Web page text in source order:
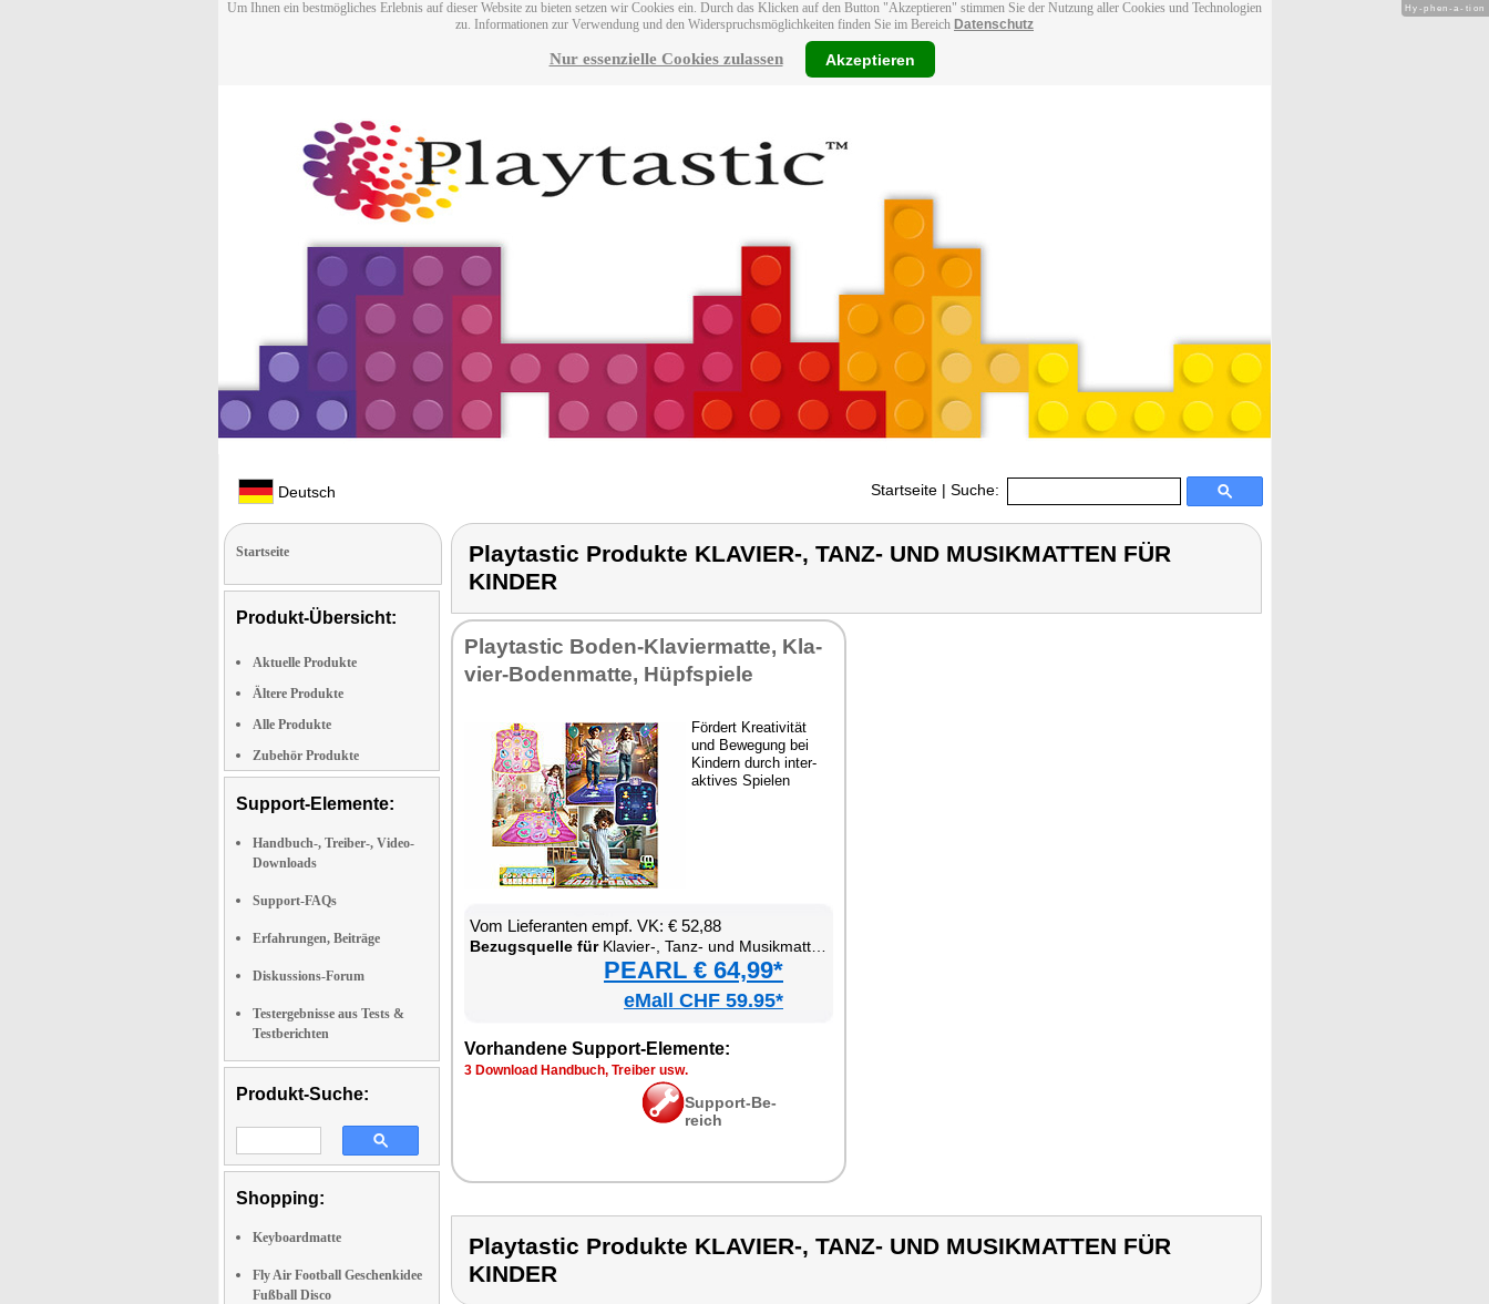
Um Ihnen ein bestmögliches Erlebnis auf dieser Website zu bieten setzen wir Cookies ein. Durch das Klicken auf den Button "Akzeptieren" stimmen Sie der Nutzung aller Cookies und Technologien
zu. Informationen zur Verwendung und den Widerspruchsmöglichkeiten finden Sie im Bereich Datenschutz
Nur essenzielle Cookies zulassen Akzeptieren
Deutsch Startseite | Suche:
Startseite
Produkt-Übersicht:
Aktuelle Produkte
Ältere Produkte
Alle Produkte
Zubehör Produkte
Support-Elemente:
Handbuch-, Treiber-, Video-
Downloads
Support-FAQs
Erfahrungen, Beiträge
Diskussions-Forum
Testergebnisse aus Tests &
Testberichten
Produkt-Suche:
Shopping:
Keyboardmatte
Fly Air Football Geschenkidee
Fußball Disco
Playtastic Produkte KLAVIER-, TANZ- UND MUSIKMATTEN FÜR
KINDER
Play­tas­tic Bo­den-Kla­vier­mat­te, Kla­
vier-Bo­den­mat­te, Hüpf­spie­le
För­dert Krea­ti­vi­tät
und Be­we­gung bei
Kin­dern durch in­ter­
ak­ti­ves Spie­len
Vom Lie­fe­ran­ten empf. VK: € 52,88
Be­zugs­quel­le fürKla­vier-, Tanz- und Mu­sik­mat­te für Kin­der
PEARL € 64,99*
eMall CHF 59.95*
Vor­han­de­ne Sup­port-Ele­men­te:
3 Down­load Hand­buch, Trei­ber usw.
Sup­port-Be­
reich
Playtastic Produkte KLAVIER-, TANZ- UND MUSIKMATTEN FÜR
KINDER
Hy-phen-a-tion